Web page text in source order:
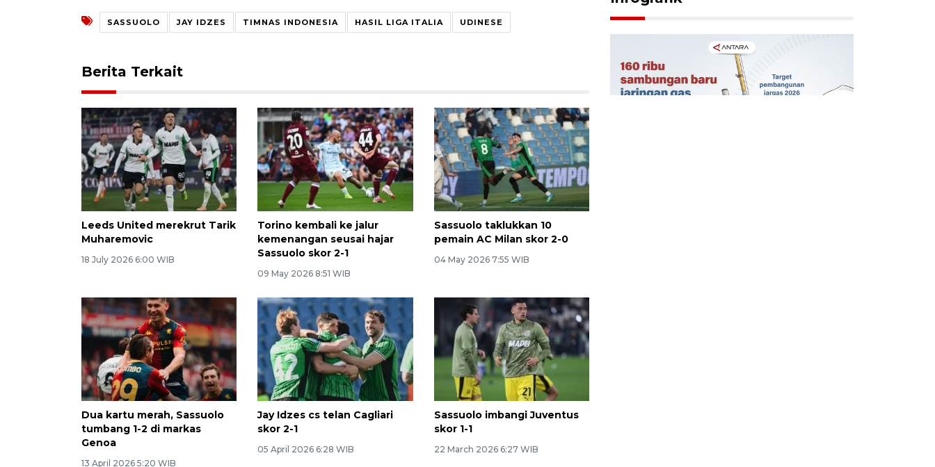
SASSUOLO JAY IDZES TIMNAS INDONESIA HASIL LIGA ITALIA UDINESE
Berita Terkait
Leeds United merekrut Tarik
Muharemovic
18 July 2026 6:00 WIB
Torino kembali ke jalur
kemenangan seusai hajar
Sassuolo skor 2-1
09 May 2026 8:51 WIB
Sassuolo taklukkan 10
pemain AC Milan skor 2-0
04 May 2026 7:55 WIB
Dua kartu merah, Sassuolo
tumbang 1-2 di markas
Genoa
13 April 2026 5:20 WIB
Jay Idzes cs telan Cagliari
skor 2-1
05 April 2026 6:28 WIB
Sassuolo imbangi Juventus
skor 1-1
22 March 2026 6:27 WIB
Ekonomi triwulan II-2026
tumbuh 5,29 persen